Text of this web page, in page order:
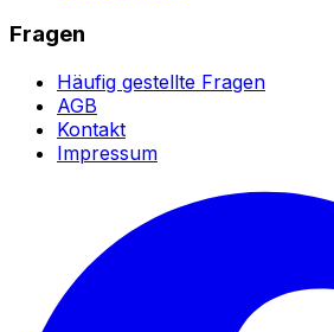
Fragen
Häufig gestellte Fragen
AGB
Kontakt
Impressum